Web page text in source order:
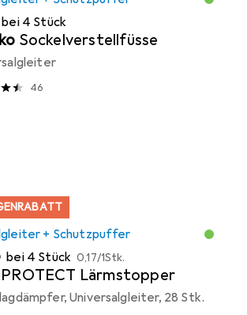
bei 4 Stück
Sockelverstellfüsse
46
+ Schutzpuffer
bei 4 Stück EUR
0,17/1Stk.
PROTECT Lärmstopper
Universalgleiter, 28 Stk.